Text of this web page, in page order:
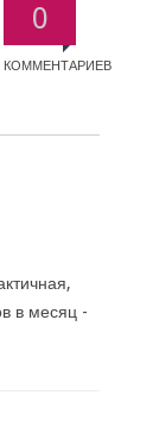
0
КОММЕНТАРИЕВ
в месяц -